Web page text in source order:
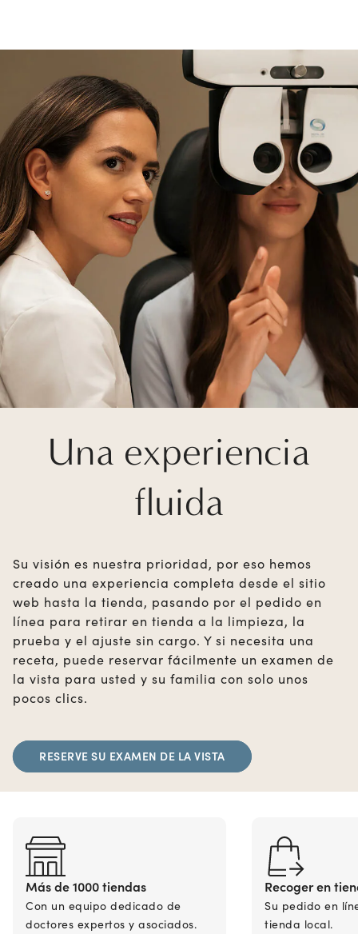
Una experiencia
fluida
Su visión es nuestra prioridad, por eso hemos
creado una experiencia completa desde el sitio
web hasta la tienda, pasando por el pedido en
línea para retirar en tienda a la limpieza, la
prueba y el ajuste sin cargo. Y si necesita una
receta, puede reservar fácilmente un examen de
la vista para usted y su familia con solo unos
pocos clics.
RESERVE SU EXAMEN DE LA VISTA
Más de 1000 tiendas
Con un equipo dedicado de
doctores expertos y asociados.
Recoger en
Su pedido en
tienda local.